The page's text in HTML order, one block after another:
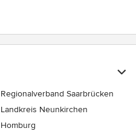
Regionalverband Saarbrücken
Landkreis Neunkirchen
Homburg